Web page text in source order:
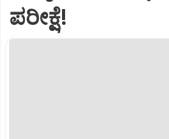
ಪರೀಕ್ಷೆ!